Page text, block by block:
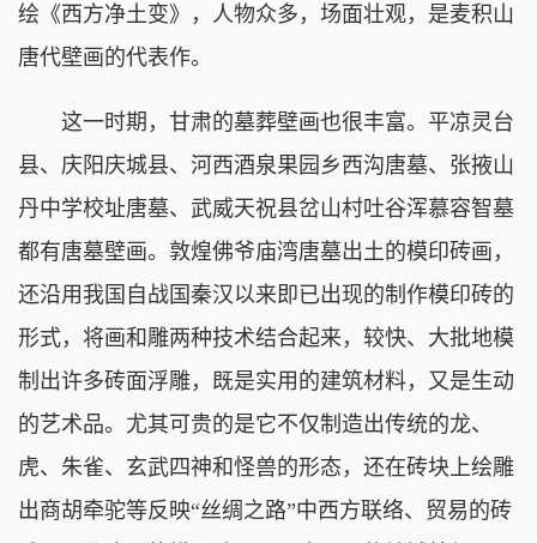
绘《西方净土变》，人物众多，场面壮观，是麦积山
唐代壁画的代表作。
这一时期，甘肃的墓葬壁画也很丰富。平凉灵台
县、庆阳庆城县、河西酒泉果园乡西沟唐墓、张掖山
丹中学校址唐墓、武威天祝县岔山村吐谷浑慕容智墓
都有唐墓壁画。敦煌佛爷庙湾唐墓出土的模印砖画，
还沿用我国自战国秦汉以来即已出现的制作模印砖的
形式，将画和雕两种技术结合起来，较快、大批地模
制出许多砖面浮雕，既是实用的建筑材料，又是生动
的艺术品。尤其可贵的是它不仅制造出传统的龙、
虎、朱雀、玄武四神和怪兽的形态，还在砖块上绘雕
出商胡牵驼等反映“丝绸之路”中西方联络、贸易的砖